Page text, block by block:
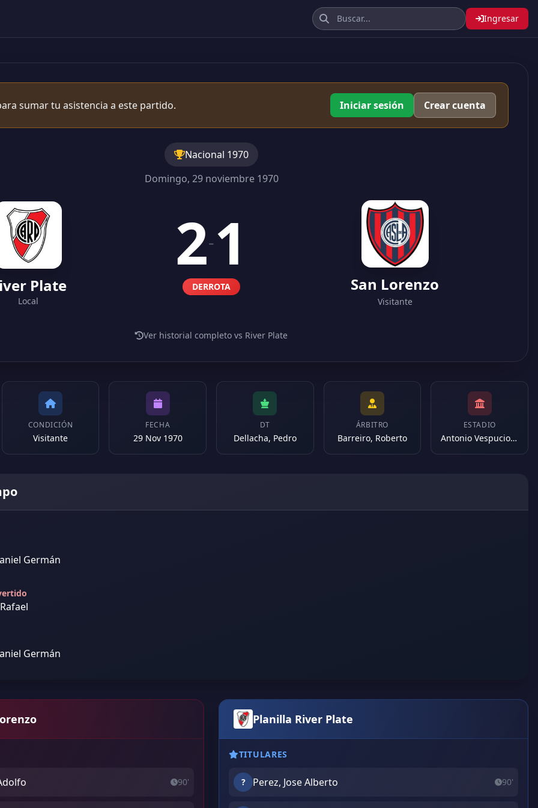
Ingresar
sumar tu asistencia a este partido. Iniciar sesión Crear cuenta
Nacional 1970
Domingo, 29 noviembre 1970
Plate
Local
2-1
DERROTA San Lorenzo
Visitante
Ver historial completo vs River Plate
CONDICIÓN
Visitante
FECHA
29 Nov 1970
DT
Dellacha, Pedro
ÁRBITRO
Barreiro, Roberto
ESTADIO
Antonio Vespucio Liberti (Argentina)
Germán
Germán
90'
Planilla River Plate
TITULARES
? Perez, Jose Alberto 90'